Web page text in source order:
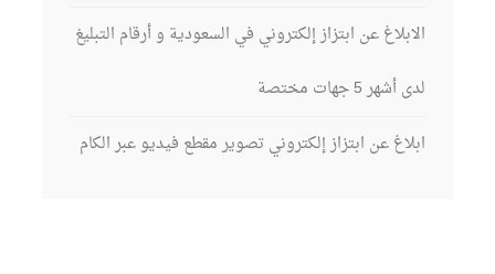
الابلاغ عن ابتزاز إلكتروني في السعودية و أرقام التبليغ
لدى أشهر 5 جهات مختصة
ابلاغ عن ابتزاز إلكتروني تصوير مقطع فيديو عبر الكام